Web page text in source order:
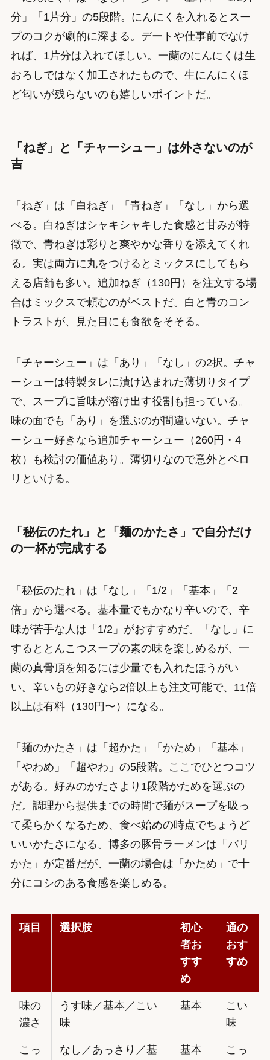
分」「1片分」の5段階。にんにくを入れるとスー
プのコクが劇的に深まる。デートや仕事前でなけ
れば、1片分は入れてほしい。一蘭のにんにくは生
おろしではなく加工されたもので、生にんにくほ
ど匂いが残らないのも嬉しいポイントだ。
「ねぎ」と「チャーシュー」は外さないのが
吉
「ねぎ」は「白ねぎ」「青ねぎ」「なし」から選
べる。白ねぎはシャキシャキした食感と甘みが特
徴で、青ねぎは彩りと爽やかな香りを添えてくれ
る。実は両方に丸をつけるとミックスにしてもら
える店舗も多い。追加ねぎ（130円）を注文する場
合はミックスで頼むのがベストだ。白と青のコン
トラストが、見た目にも食欲をそそる。
「チャーシュー」は「あり」「なし」の2択。チャ
ーシューは特製タレに漬け込まれた薄切りタイプ
で、スープに旨味が溶け出す役割も担っている。
味の面でも「あり」を選ぶのが間違いない。チャ
ーシュー好きなら追加チャーシュー（260円・4
枚）も検討の価値あり。薄切りなので意外とペロ
リといける。
「秘伝のたれ」と「麺のかたさ」で自分だけ
の一杯が完成する
「秘伝のたれ」は「なし」「1/2」「基本」「2
倍」から選べる。基本量でもかなり辛いので、辛
味が苦手な人は「1/2」がおすすめだ。「なし」に
するととんこつスープの素の味を楽しめるが、一
蘭の真骨頂を知るには少量でも入れたほうがい
い。辛いもの好きなら2倍以上も注文可能で、11倍
以上は有料（130円〜）になる。
「麺のかたさ」は「超かた」「かため」「基本」
「やわめ」「超やわ」の5段階。ここでひとつコツ
がある。好みのかたさより1段階かためを選ぶの
だ。調理から提供までの時間で麺がスープを吸っ
て柔らかくなるため、食べ始めの時点でちょうど
いいかたさになる。博多の豚骨ラーメンは「バリ
かた」が定番だが、一蘭の場合は「かため」で十
分にコシのある食感を楽しめる。
項目 選択肢
初心
者お
すす
め
通の
おす
すめ
味の
濃さ
うす味／基本／こい
味
基本
こい
味
こっ
なし／あっさり／基
基本
こっ